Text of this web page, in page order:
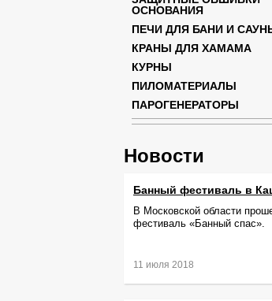
ОСНОВАНИЯ
ПЕЧИ ДЛЯ БАНИ И
КРАНЫ ДЛЯ ХАМАМА
КУРНЫ
ПИЛОМАТЕРИАЛЫ
ПАРОГЕНЕРАТОРЫ
Новости
Банный фестиваль в
В Московской области
фестиваль «Банный спас».
11 июля 2018